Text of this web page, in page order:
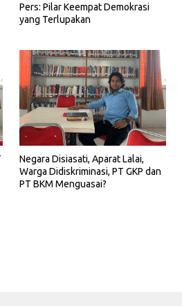
Pers: Pilar Keempat Demokrasi
yang Terlupakan
Negara Disiasati, Aparat Lalai,
Warga Didiskriminasi, PT GKP dan
PT BKM Menguasai?